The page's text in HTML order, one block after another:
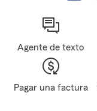
Agente de texto
Pagar una factura